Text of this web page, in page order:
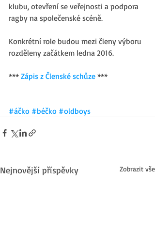
klubu, otevření se veřejnosti a podpora
ragby na společenské scéně.
Konkrétní role budou mezi členy výboru
rozděleny začátkem ledna 2016.
*** Zápis z Členské schůze ***
#áčko #béčko #oldboys
Nejnovější příspěvky Zobrazit vše